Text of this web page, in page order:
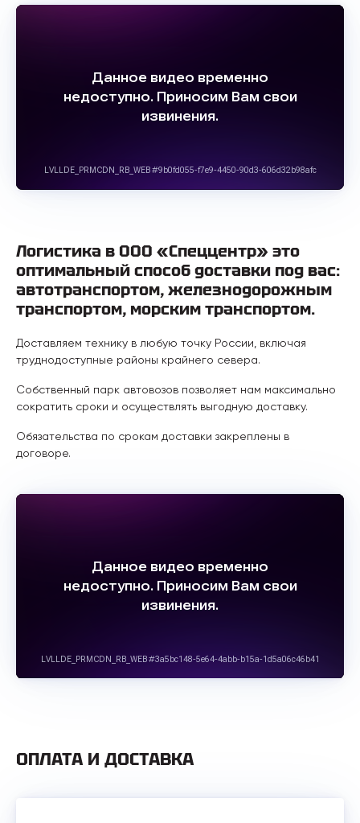
Логистика в ООО «Спеццентр» это
оптимальный способ доставки под вас:
автотранспортом, железнодорожным
транспортом, морским транспортом.
Доставляем технику в любую точку России, включая
труднодоступные районы крайнего севера.
Собственный парк автовозов позволяет нам максимально
сократить сроки и осуществлять выгодную доставку.
Обязательства по срокам доставки закреплены в
договоре.
ОПЛАТА И ДОСТАВКА